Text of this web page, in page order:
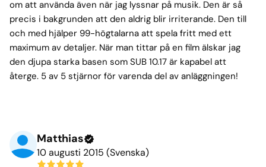
om att använda även när jag lyssnar på musik. Den är så
precis i bakgrunden att den aldrig blir irriterande. Den till
och med hjälper 99-högtalarna att spela fritt med ett
maximum av detaljer. När man tittar på en film älskar jag
den djupa starka basen som SUB 10.17 är kapabel att
återge. 5 av 5 stjärnor för varenda del av anläggningen!
Matthias
10 augusti 2015 (Svenska)